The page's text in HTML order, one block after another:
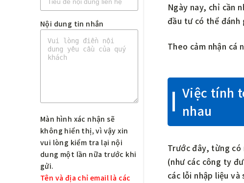
Ngày nay, chỉ cần
đầu tư có thể đánh
Theo cảm nhận
Việc tính
nhau
Trước đây, từng
(như các công ty
các lỗi nhập liệu
Nội dung tin nhắn
Màn hình xác nhận sẽ
không hiển thị, vì vậy xin
vui lòng kiểm tra lại nội
dung một lần nữa trước khi
gửi.
Tên và địa chỉ email là các